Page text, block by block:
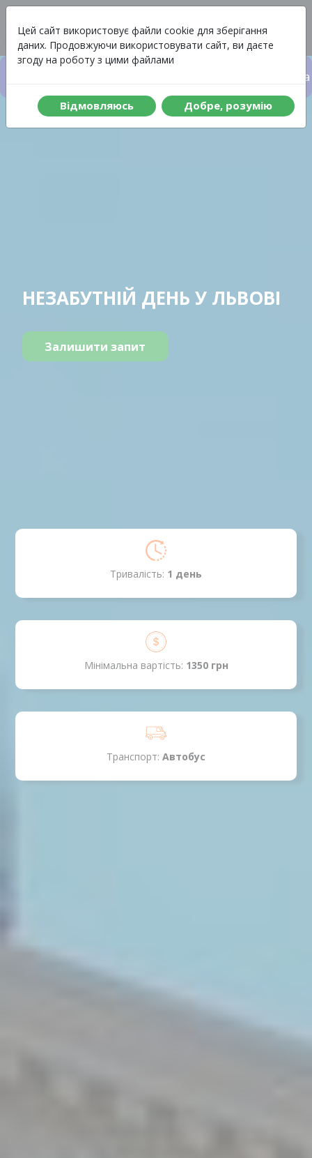
Цей сайт використовує файли cookie для зберігання
даних. Продовжуючи використовувати сайт, ви даєте
згоду на роботу з цими файлами
Вiдмовляюсь Добре, розумiю
Меню Вартість
НЕЗАБУТНІЙ ДЕНЬ У ЛЬВОВІ
Залишити запит
Тривалість: 1 день
Мінімальна вартість: 1350 грн
Транспорт: Автобус